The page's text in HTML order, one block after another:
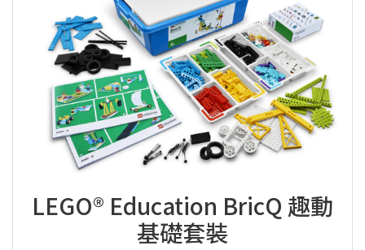
LEGO® Education BricQ 趣動
基礎套裝